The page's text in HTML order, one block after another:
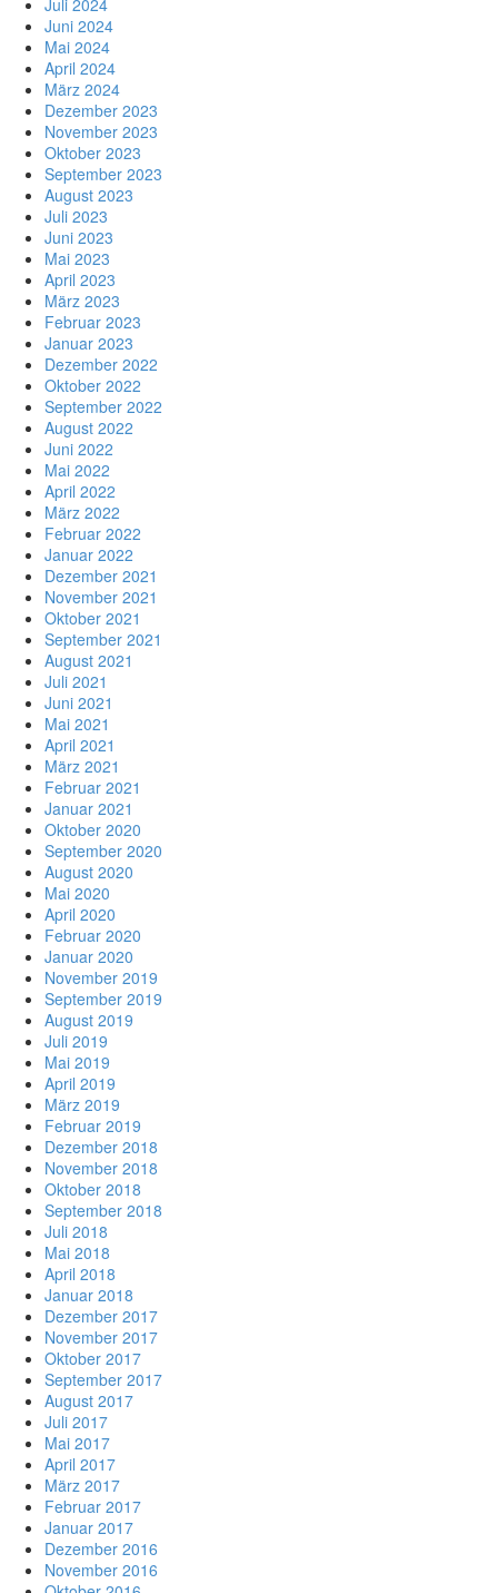
Juli 2024
Juni 2024
Mai 2024
April 2024
März 2024
Dezember 2023
November 2023
Oktober 2023
September 2023
August 2023
Juli 2023
Juni 2023
Mai 2023
April 2023
März 2023
Februar 2023
Januar 2023
Dezember 2022
Oktober 2022
September 2022
August 2022
Juni 2022
Mai 2022
April 2022
März 2022
Februar 2022
Januar 2022
Dezember 2021
November 2021
Oktober 2021
September 2021
August 2021
Juli 2021
Juni 2021
Mai 2021
April 2021
März 2021
Februar 2021
Januar 2021
Oktober 2020
September 2020
August 2020
Mai 2020
April 2020
Februar 2020
Januar 2020
November 2019
September 2019
August 2019
Juli 2019
Mai 2019
April 2019
März 2019
Februar 2019
Dezember 2018
November 2018
Oktober 2018
September 2018
Juli 2018
Mai 2018
April 2018
Januar 2018
Dezember 2017
November 2017
Oktober 2017
September 2017
August 2017
Juli 2017
Mai 2017
April 2017
März 2017
Februar 2017
Januar 2017
Dezember 2016
November 2016